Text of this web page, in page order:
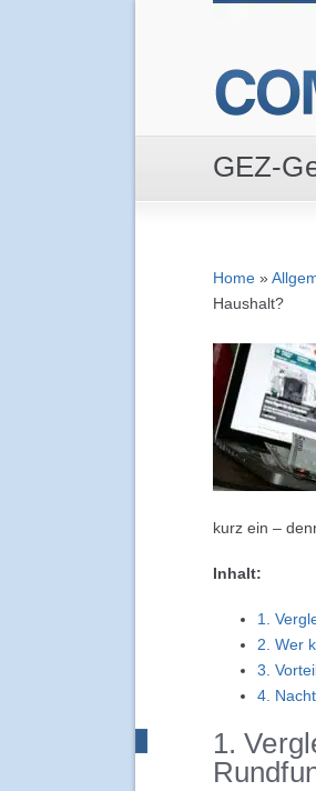
GEZ-
Home »
Haushalt?
kurz ein –
Inhalt:
1.
2. Wer
3.
4.
1.